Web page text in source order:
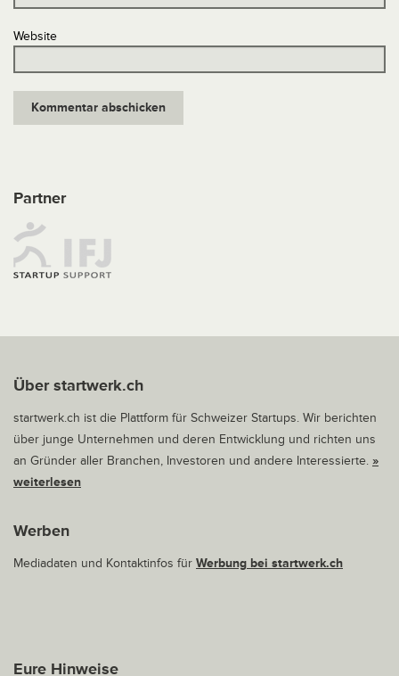
Website
Partner
Über startwerk.ch
startwerk.ch ist die Plattform für Schweizer Startups. Wir berichten
über junge Unternehmen und deren Entwicklung und richten uns
an Gründer aller Branchen, Investoren und andere Interessierte. »
weiterlesen
Werben
Mediadaten und Kontaktinfos für Werbung bei startwerk.ch
Eure Hinweise